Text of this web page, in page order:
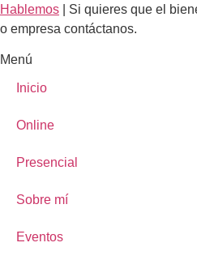
Ir
al
Hablemos | Si quieres que el
o empresa contáctanos.
Menú
Inicio
Online
Presencial
Sobre mí
Eventos